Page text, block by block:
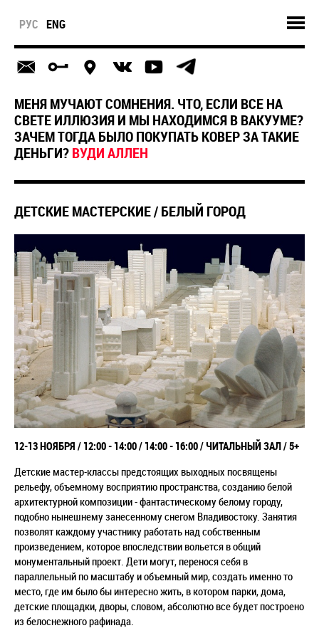
РУС ENG
МЕНЯ МУЧАЮТ СОМНЕНИЯ. ЧТО, ЕСЛИ ВСЕ НА
СВЕТЕ ИЛЛЮЗИЯ И МЫ НАХОДИМСЯ В ВАКУУМЕ?
ЗАЧЕМ ТОГДА БЫЛО ПОКУПАТЬ КОВЕР ЗА ТАКИЕ
ДЕНЬГИ?ВУДИ АЛЛЕН
​ДЕТСКИЕ МАСТЕРСКИЕ / БЕЛЫЙ ГОРОД
12-13 НОЯБРЯ / 12:00 - 14:00 / 14:00 - 16:00 / ЧИТАЛЬНЫЙ ЗАЛ / 5+
Детские мастер-классы предстоящих выходных посвящены
рельефу, объемному восприятию пространства, созданию белой
архитектурной композиции - фантастическому белому городу,
подобно нынешнему занесенному снегом Владивостоку. Занятия
позволят каждому участнику работать над собственным
произведением, которое впоследствии вольется в общий
монументальный проект. Дети могут, перенося себя в
параллельный по масштабу и объемный мир, создать именно то
место, где им было бы интересно жить, в котором парки, дома,
детские площадки, дворы, словом, абсолютно все будет построено
из белоснежного рафинада.